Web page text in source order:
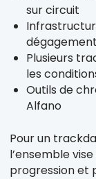
sur circuit
Plusieurs
les
Outils de
Alfano
Pour un
l’ensemble
progression et